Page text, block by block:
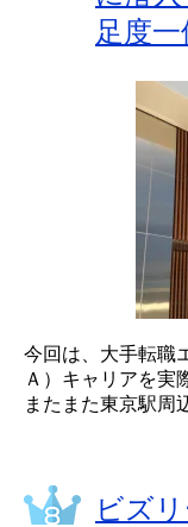
足度一
今回は、大手転職
Ａ）キャリアを実
またまた東京駅周
ビズ